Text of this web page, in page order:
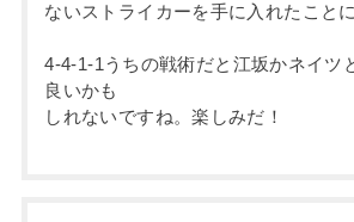
ないストライカーを手に入れたこと
4-4-1-1うちの戦術だと江坂かネイツ
良いかも
しれないですね。楽しみだ！